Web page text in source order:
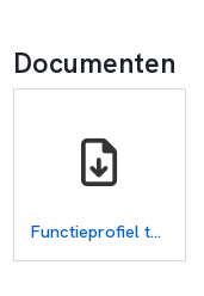
Documenten
Functieprofiel teamleider bovenbouw havo_vwo Wolfert Dalton - De Roo (1).docx